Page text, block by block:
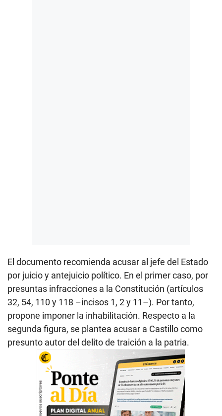
El documento recomienda acusar al jefe del Estado
por juicio y antejuicio político. En el primer caso, por
presuntas infracciones a la Constitución (artículos
32, 54, 110 y 118 –incisos 1, 2 y 11–). Por tanto,
propone imponer la inhabilitación. Respecto a la
segunda figura, se plantea acusar a Castillo como
presunto autor del delito de traición a la patria.